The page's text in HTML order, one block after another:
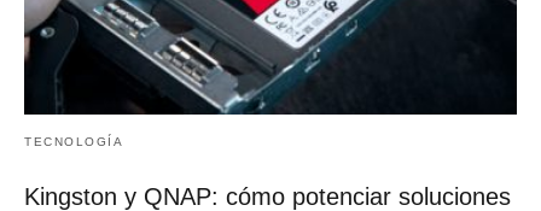
TECNOLOGÍA
Kingston y QNAP: cómo potenciar soluciones